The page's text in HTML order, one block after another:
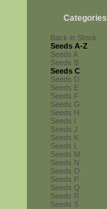
Categories
Back in Stock
Seeds A-Z
Seeds A
Seeds B
Seeds C
Seeds D
Seeds E
Seeds F
Seeds G
Seeds H
Seeds I
Seeds J
Seeds K
Seeds L
Seeds M
Seeds N
Seeds O
Seeds P
Seeds Q
Seeds R
Seeds S